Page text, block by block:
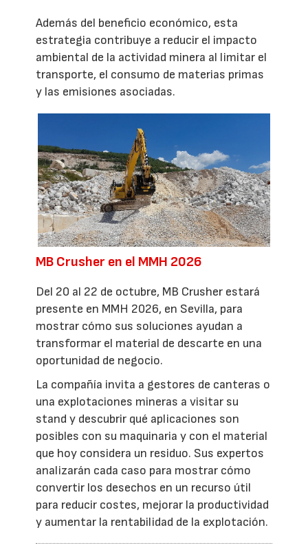
Además del beneficio económico, esta
estrategia contribuye a reducir el impacto
ambiental de la actividad minera al limitar el
transporte, el consumo de materias primas
y las emisiones asociadas.
MB Crusher en el MMH 2026
Del 20 al 22 de octubre, MB Crusher estará
presente en MMH 2026, en Sevilla, para
mostrar cómo sus soluciones ayudan a
transformar el material de descarte en una
oportunidad de negocio.
La compañía invita a gestores de canteras o
una explotaciones mineras a visitar su
stand y descubrir qué aplicaciones son
posibles con su maquinaria y con el material
que hoy considera un residuo. Sus expertos
analizarán cada caso para mostrar cómo
convertir los desechos en un recurso útil
para reducir costes, mejorar la productividad
y aumentar la rentabilidad de la explotación.